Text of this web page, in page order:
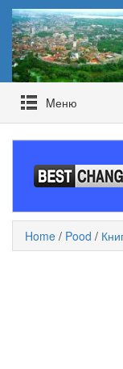
Mеню
Home / Pood /